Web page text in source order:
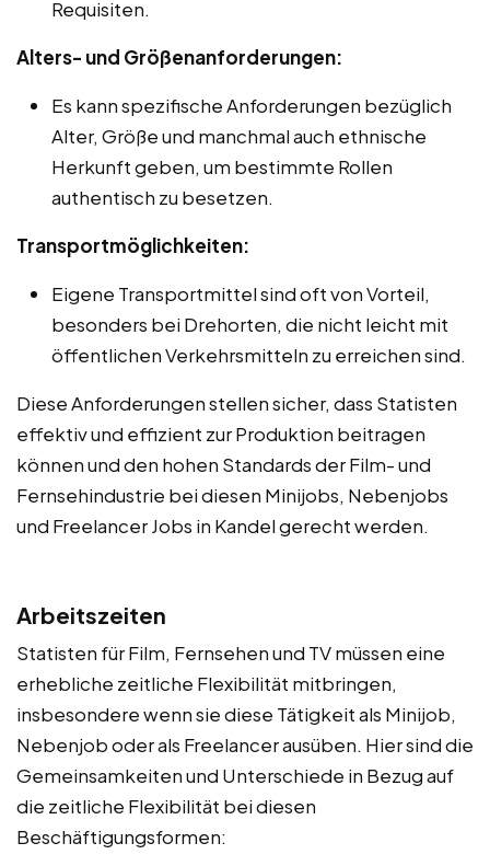
Requisiten.
Alters- und Größenanforderungen:
Es kann spezifische Anforderungen bezüglich
Alter, Größe und manchmal auch ethnische
Herkunft geben, um bestimmte Rollen
authentisch zu besetzen.
Transportmöglichkeiten:
Eigene Transportmittel sind oft von Vorteil,
besonders bei Drehorten, die nicht leicht mit
öffentlichen Verkehrsmitteln zu erreichen sind.
Diese Anforderungen stellen sicher, dass Statisten
effektiv und effizient zur Produktion beitragen
können und den hohen Standards der Film- und
Fernsehindustrie bei diesen Minijobs, Nebenjobs
und Freelancer Jobs in Kandel gerecht werden.
Arbeitszeiten
Statisten für Film, Fernsehen und TV müssen eine
erhebliche zeitliche Flexibilität mitbringen,
insbesondere wenn sie diese Tätigkeit als Minijob,
Nebenjob oder als Freelancer ausüben. Hier sind die
Gemeinsamkeiten und Unterschiede in Bezug auf
die zeitliche Flexibilität bei diesen
Beschäftigungsformen: